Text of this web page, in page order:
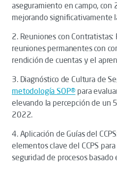
aseguramiento en campo, con
mejorando significativamente
2. Reuniones con
reuniones permanentes con
rendición de cuentas y el
3. Diagnóstico de Cultura de
metodología SOP® para
elevando la percepción de un
2022.
4. Aplicación de Guías del
elementos clave del CCPS
seguridad de procesos basado